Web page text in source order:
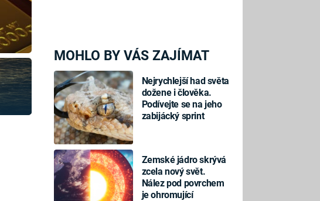
MOHLO BY VÁS ZAJÍMAT
Nejrychlejší had světa
dožene i člověka.
Podívejte se na jeho
zabijácký sprint
Zemské jádro skrývá
zcela nový svět.
Nález pod povrchem
je ohromující